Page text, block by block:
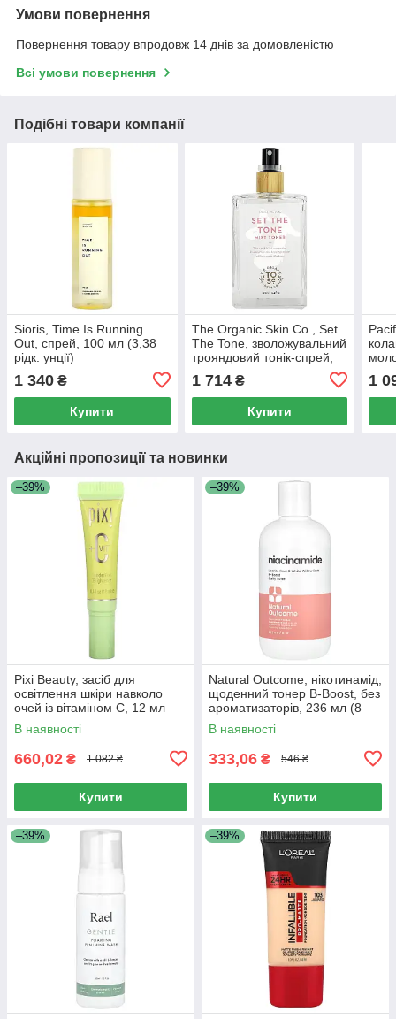
Умови повернення
Повернення товару впродовж 14 днів за домовленістю
Всі умови повернення
Подібні товари компанії
Sioris, Time Is Running
Out, спрей, 100 мл (3,38
рідк. унції)
1 340 ₴
Купити
The Organic Skin Co., Set
The Tone, зволожувальний
трояндовий тонік-спрей,
1 714₴
Купити
140
1
Акційні пропозиції та новинки
–39%
Pixi Beauty, засіб для
освітлення шкіри навколо
очей із вітаміном C, 12 мл
(0,4 рідк. унції)
В наявності
660,02 ₴ 1 082 ₴
Купити
–39%
Natural Outcome, нікотинамід,
щоденний тонер B-Boost, без
ароматизаторів, 236 мл (8
унцій)
В наявності
333,06 ₴ 546 ₴
Купити
–39% –39%